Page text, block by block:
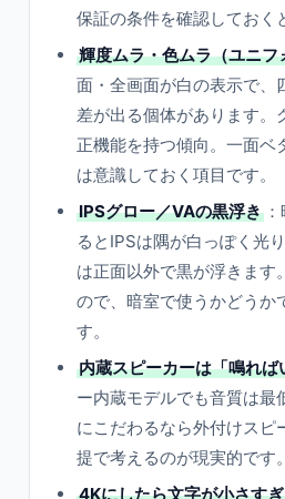
保証の条件を確認しておく
輝度ムラ・色ムラ（ユニフ
面・全画面が白の表示で、
差が出る個体があります。
正機能を持つ傾向。一面ベ
は意識しておく項目です。
IPSグロー／VAの黒浮き
るとIPSは隅が白っぽく光
は正面以外で黒が浮きます
ので、暗室で使うかどうか
す。
内蔵スピーカーは「鳴れば
ー内蔵モデルでも音質は最
にこだわるなら外付けスピ
提で考えるのが現実的です。
4Kにしたら文字が小さす